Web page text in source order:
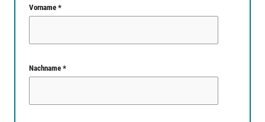
Vorname *
Nachname *